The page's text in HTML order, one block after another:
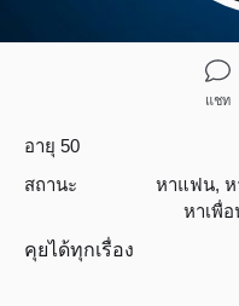
แชท
อายุ 50
สถานะ
หาแฟน, ห
หาเพื่
คุยได้ทุกเรื่อง